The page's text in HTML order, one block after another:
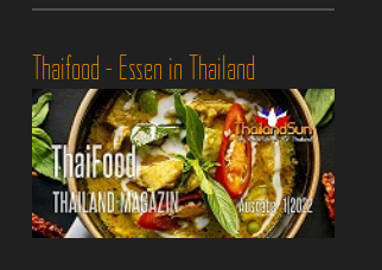
Thaifood - Essen in Thailand